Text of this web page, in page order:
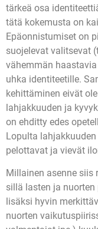
tärkeä osa
tätä kokemusta on
Epäonnistumiset on
suojelevat valitsevat
vähemmän
uhka identiteetille.
kehittäminen eivät
lahjakkuuden ja
on ehditty edes
Lopulta
pelottavat ja vievät
Millainen asenne siis
sillä lasten ja
lisäksi hyvin
nuorten